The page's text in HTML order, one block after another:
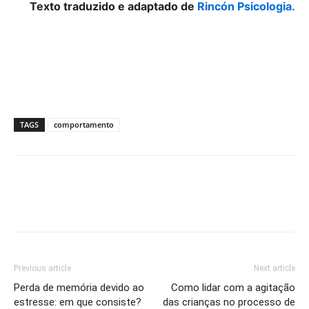
Texto traduzido e adaptado de Rincón Psicologia.
TAGS comportamento
Previous article
Perda de memória devido ao
estresse: em que consiste?
Next article
Como lidar com a agitação
das crianças no processo de